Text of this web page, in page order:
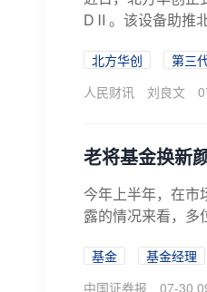
DⅡ。该设备助推
北方华创
第三
人民财讯
刘良文
老将基金换新
今年上半年，在市
露的情况来看，多
基金 基金经理
中国证券报
07-30